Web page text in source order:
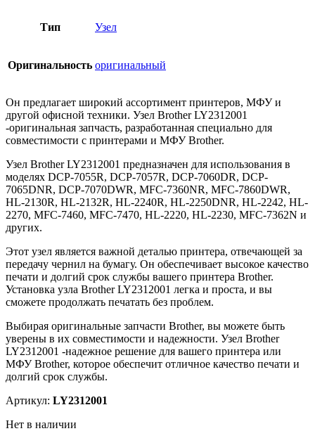
Тип Узел
Оригинальность оригинальный
Он предлагает широкий ассортимент принтеров, МФУ и
другой офисной техники. Узел Brother LY2312001
-оригинальная запчасть, разработанная специально для
совместимости с принтерами и МФУ Brother.
Узел Brother LY2312001 предназначен для использования в
моделях DCP-7055R, DCP-7057R, DCP-7060DR, DCP-
7065DNR, DCP-7070DWR, MFC-7360NR, MFC-7860DWR,
HL-2130R, HL-2132R, HL-2240R, HL-2250DNR, HL-2242, HL-
2270, MFC-7460, MFC-7470, HL-2220, HL-2230, MFC-7362N и
других.
Этот узел является важной деталью принтера, отвечающей за
передачу чернил на бумагу. Он обеспечивает высокое качество
печати и долгий срок службы вашего принтера Brother.
Установка узла Brother LY2312001 легка и проста, и вы
сможете продолжать печатать без проблем.
Выбирая оригинальные запчасти Brother, вы можете быть
уверены в их совместимости и надежности. Узел Brother
LY2312001 -надежное решение для вашего принтера или
МФУ Brother, которое обеспечит отличное качество печати и
долгий срок службы.
Артикул: LY2312001
Нет в наличии